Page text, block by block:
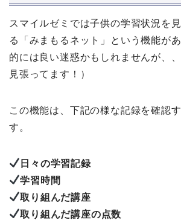
スマイルゼミでは子供の学習状況を
る「みまもるネット」という機能が
的には良い迷惑かもしれませんが、
見張ってます！）
この機能は、下記の様な記録を確認
す。
日々の学習記録
学習時間
取り組んだ講座
取り組んだ講座の点数